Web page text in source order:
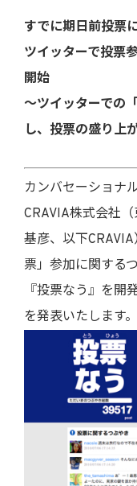
すでに期日前投票
ツイッターで投票
開始
～ツイッターでの
し、投票の盛り上
カンバセーショナ
CRAVIA株式会社
基彦、以下
票」参加に関する
『投票なう』を開
を発表いたします。